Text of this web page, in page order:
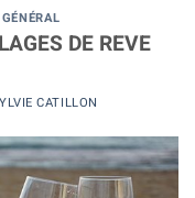
DE REVE
CATILLON